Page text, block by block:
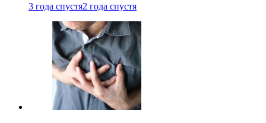
3 года спустя2 года спустя